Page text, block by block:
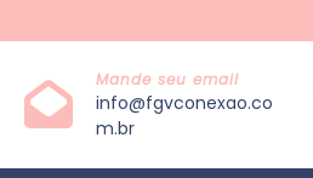
Mande seu email
info@fgvconexao.co
m.br